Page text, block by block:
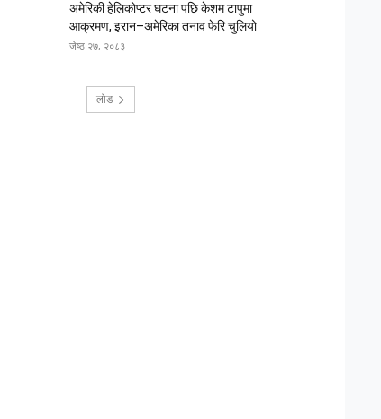
अमेरिकी हेलिकोप्टर घटना पछि केशम टापुमा
आक्रमण, इरान–अमेरिका तनाव फेरि चुलियो
जेष्ठ २७, २०८३
लोड